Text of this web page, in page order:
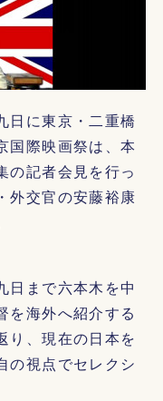
日に東京・二重橋
国際映画祭は、本
記者会見を行っ
外交官の安藤裕康
日まで六本木を中
を海外へ紹介する
り、現在の日本を
の視点でセレクシ